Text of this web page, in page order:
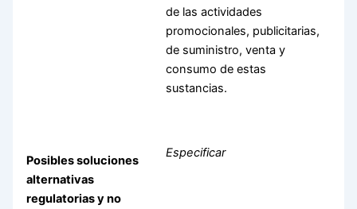
de las actividades
promocionales, publicitarias,
de suministro, venta y
consumo de estas
sustancias.
Posibles soluciones
alternativas
regulatorias y no
Especificar